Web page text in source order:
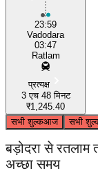
Vadodara
23:59
Vadodara
03:47
Ratlam
प्रत्यक्ष
3 एच 48 मिनट
₹1,245.40
सभी शुल्कआज सभी
बड़ोदरा से
अच्छा समय